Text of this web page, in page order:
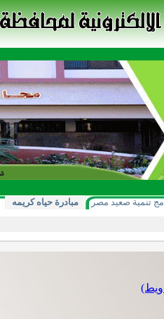
تنمية صعيد مصر مبادرة حياه كريمه